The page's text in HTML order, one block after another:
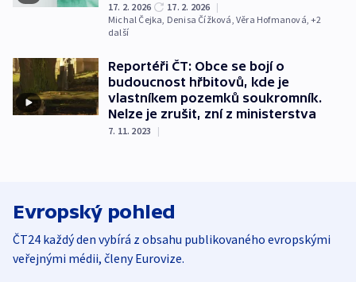
17. 2. 2026 17. 2. 2026 |
Michal Čejka, Denisa Čížková,Věra Hofmanová, +2
další
Reportéři ČT: Obce se bojí o
budoucnost hřbitovů, kde je
vlastníkem pozemků soukromník.
Nelze je zrušit, zní z ministerstva
7. 11. 2023 |
Evropský pohled
ČT24 každý den vybírá z obsahu publikovaného evropskými
veřejnými médii, členy Eurovize.